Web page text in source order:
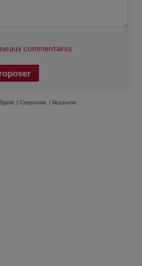
commentaires
Sport | Corporate | Nocturne